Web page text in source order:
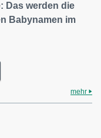
Das werden die
Babynamen im
mehr